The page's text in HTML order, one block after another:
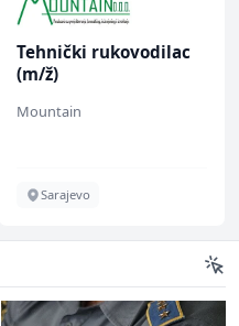
Tehnički rukovodilac
(m/ž)
Mountain
Sarajevo